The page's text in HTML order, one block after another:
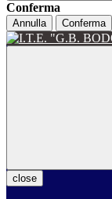
Conferma
Annulla Conferma
close